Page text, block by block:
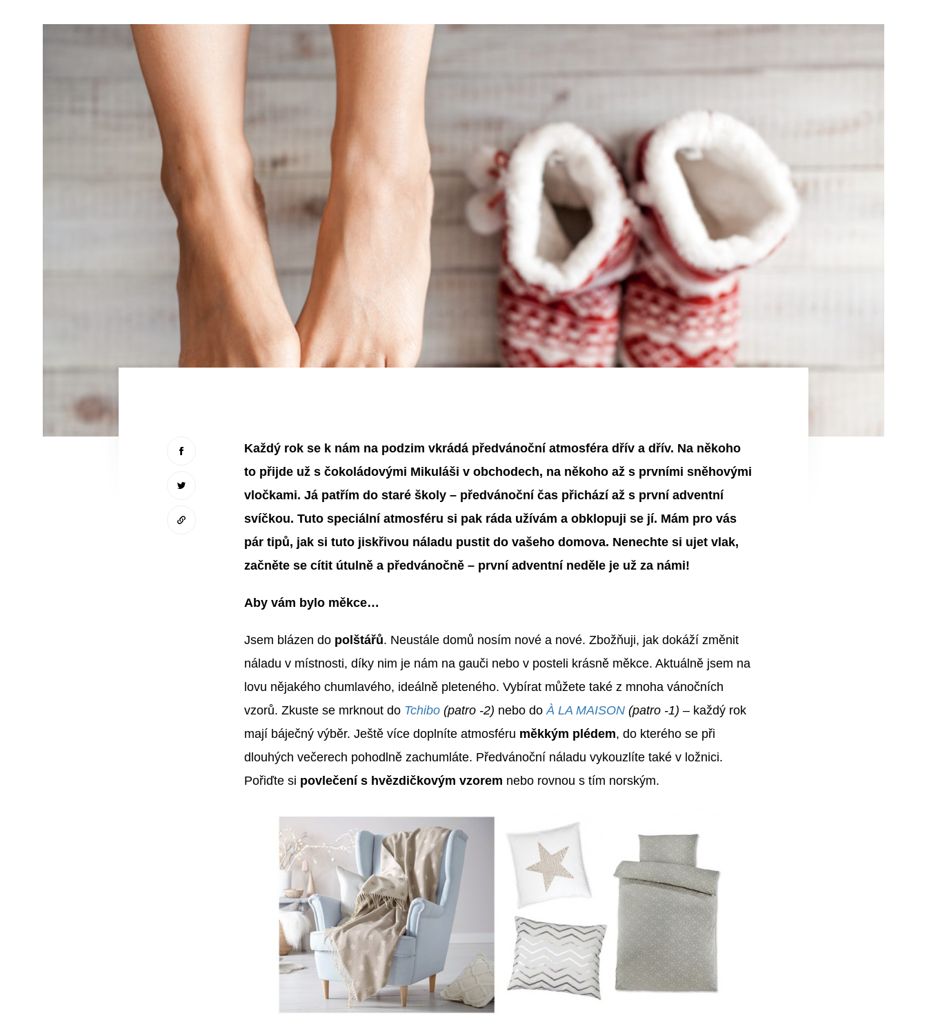
Každý rok se k nám na podzim vkrádá předvánoční atmosféra dřív a dřív. Na někoho
to přijde už s čokoládovými Mikuláši v obchodech, na někoho až s prvními sněhovými
vločkami. Já patřím do staré školy – předvánoční čas přichází až s první adventní
svíčkou. Tuto speciální atmosféru si pak ráda užívám a obklopuji se jí. Mám pro vás
pár tipů, jak si tuto jiskřivou náladu pustit do vašeho domova. Nenechte si ujet vlak,
začněte se cítit útulně a předvánočně – první adventní neděle je už za námi!
Aby vám bylo měkce…
Jsem blázen do polštářů. Neustále domů nosím nové a nové. Zbožňuji, jak dokáží změnit
náladu v místnosti, díky nim je nám na gauči nebo v posteli krásně měkce. Aktuálně jsem na
lovu nějakého chumlavého, ideálně pleteného. Vybírat můžete také z mnoha vánočních
vzorů. Zkuste se mrknout do Tchibo (patro -2) nebo do À LA MAISON (patro -1) – každý rok
mají báječný výběr. Ještě více doplníte atmosféru měkkým plédem, do kterého se při
dlouhých večerech pohodlně zachumláte. Předvánoční náladu vykouzlíte také v ložnici.
Pořiďte si povlečení s hvězdičkovým vzorem nebo rovnou s tím norským.